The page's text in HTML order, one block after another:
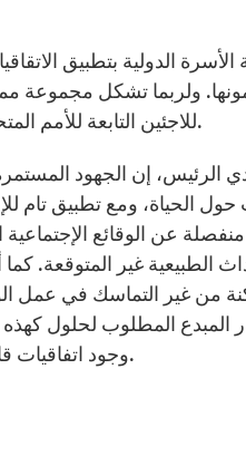
ولربما تشكل مجموعة
للاجئين التابعة للأمم المتحدة، في هذا الوقت الذي تختلف فيه المحاكم أحياناً بشكل كبير في قراراتها التاويلية.
حول الحياة، ومع تطبيق تام
عن الوقائع
الطبيعية غير المتوقعة.
من غير التماسك في عمل
المبدع المطلوب لحلول
وجود اتفاقيات قانونية، إلا أن ثقافة التضامن، واستئصال أسباب التنقل من شأنهما دعم نظام الحماية.